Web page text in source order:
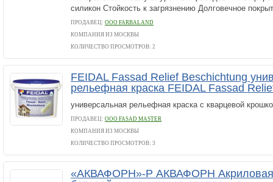
силикон Стойкость к загрязнению Долговечное
ПРОДАВЕЦ: ООО FARBALAND
КОМПАНИЯ ИЗ МОСКВЫ
КОЛИЧЕСТВО ПРОСМОТРОВ: 2
FEIDAL Fassad Relief Beschichtung
рельефная краска FEIDAL Fassad
универсальная рельефная краска с кварцевой
ПРОДАВЕЦ: ООО FASAD MASTER
КОМПАНИЯ ИЗ МОСКВЫ
КОЛИЧЕСТВО ПРОСМОТРОВ: 3
«АКВАФОРН»-Р АКВАФОРН Акриловая